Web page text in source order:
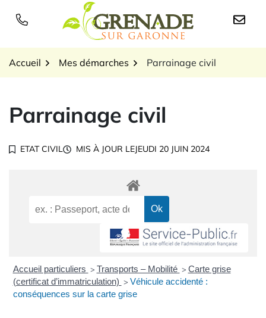
Logo Grenade sur
Accueil Mes démarches Parrainage civil
Parrainage civil
ETAT CIVIL MIS À JOUR LEJEUDI 20 JUIN 2024
Accueil particuliers > Transports – Mobilité > Carte grise
(certificat d’immatriculation) > Véhicule accidenté :
conséquences sur la carte grise